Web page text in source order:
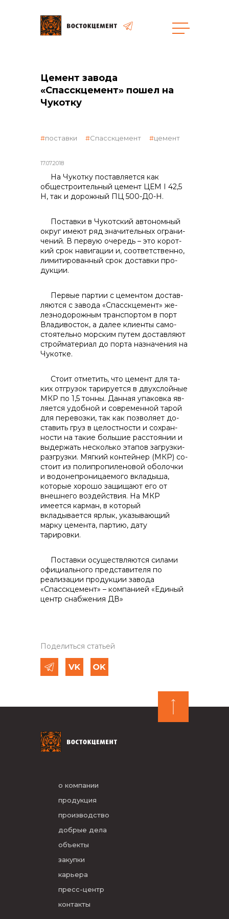
общая информация
реализация неликвидов
контакты отдела закупок
Контакты
info@vostokcement.ru
Цемент завода
«Спасскцемент» пошел на
Чукотку
17.07.2018
поставки Спасскцемент цемент
На Чукотку поставляется как
общестроительный це­мент ЦЕМ I 42,5
Н, так и дорожный ПЦ 500-Д0-Н.
Поставки в Чукотский автономный
округ имеют ряд значительных ограни­
чений. В первую очередь – это корот­
кий срок навигации и, соответственно,
лимитированный срок доставки про­
дукции.
Первые партии с цементом достав­
ляются с завода «Спасскцемент» же­
лезнодорожным транспортом в порт
Владивосток, а далее клиенты само­
стоятельно морским путем доставля­ют
стройматериал до порта назначе­ния на
Чукотке.
Стоит отметить, что цемент для та­
ких отгрузок тарируется в двухслойные
МКР по 1,5 тонны. Данная упаковка яв­
ляется удобной и современной тарой
для перевозки, так как позволяет до­
ставить груз в целостности и сохран­
ности на такие большие расстоянии и
выдержать несколько этапов загрузки-
разгрузки. Мягкий контейнер (МКР) со­
стоит из полипропиленовой оболочки
и водонепроницаемого вкладыша,
кото­рые хорошо защищают его от
внешне­го воздействия. На МКР
имеется кар­ман, в который
вкладывается ярлык, указывающий
марку цемента, партию, дату
тарировки.
Поставки осуществляются силами
официального представителя по
реализации продукции завода
«Спасскцемент» – компанией «Единый
центр снабжения ДВ»
Поделиться статьей
о компании
продукция
производство
добрые дела
объекты
закупки
карьера
пресс-центр
контакты